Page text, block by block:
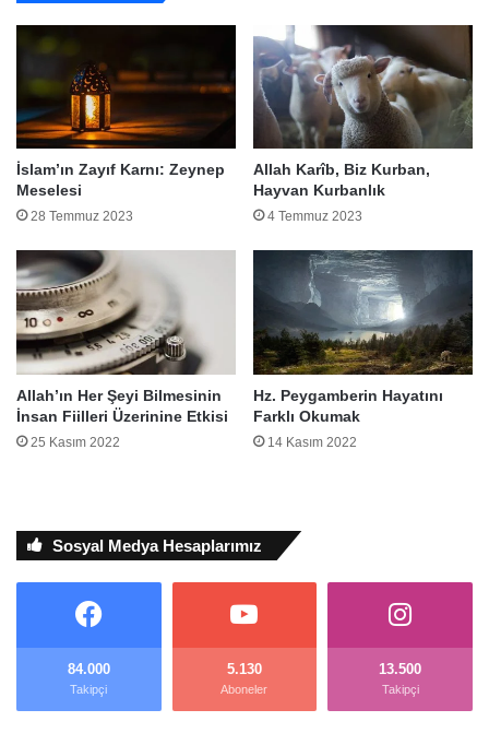
İslam’ın Zayıf Karnı: Zeynep
Meselesi
28 Temmuz 2023
Allah Karîb, Biz Kurban,
Hayvan Kurbanlık
4 Temmuz 2023
Allah’ın Her Şeyi Bilmesinin
İnsan Fiilleri Üzerinine Etkisi
25 Kasım 2022
Hz. Peygamberin Hayatını
Farklı Okumak
14 Kasım 2022
Sosyal Medya Hesaplarımız
84.000
Takipçi
5.130
Aboneler
13.500
Takipçi